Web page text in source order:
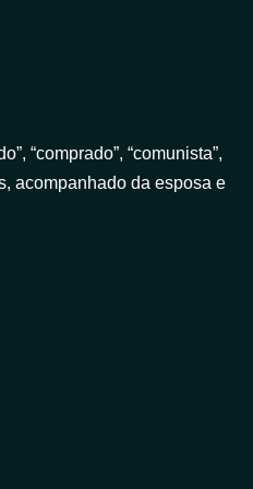
“comprado”, “comunista”,
acompanhado da esposa e